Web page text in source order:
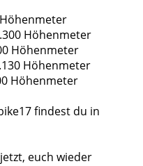
Höhenmeter
Höhenmeter
Höhenmeter
Höhenmeter
findest du in
euch wieder